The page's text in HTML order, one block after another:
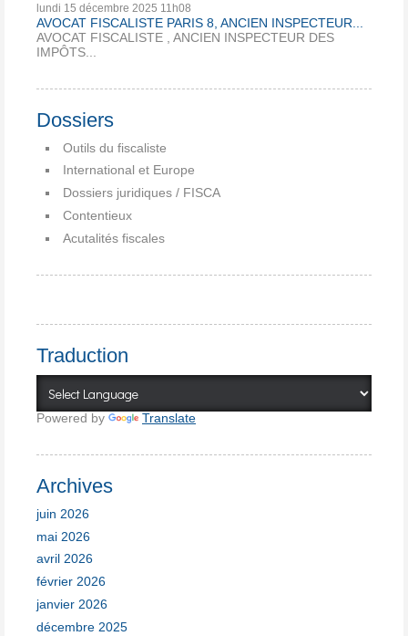
lundi 15 décembre 2025 11h08
AVOCAT FISCALISTE PARIS 8, ANCIEN INSPECTEUR...
AVOCAT FISCALISTE , ANCIEN INSPECTEUR DES
IMPÔTS...
Dossiers
Outils du fiscaliste
International et Europe
Dossiers juridiques / FISCA
Contentieux
Acutalités fiscales
Traduction
Powered by Translate
Archives
juin 2026
mai 2026
avril 2026
février 2026
janvier 2026
décembre 2025